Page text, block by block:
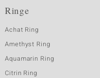
Ringe
Achat Ring
Amethyst Ring
Aquamarin Ring
Citrin Ring